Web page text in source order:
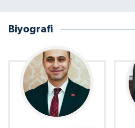
Biyografi